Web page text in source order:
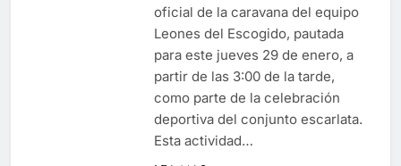
oficial de la caravana del equipo
Leones del Escogido, pautada
para este jueves 29 de enero, a
partir de las 3:00 de la tarde,
como parte de la celebración
deportiva del conjunto escarlata.
Esta actividad…